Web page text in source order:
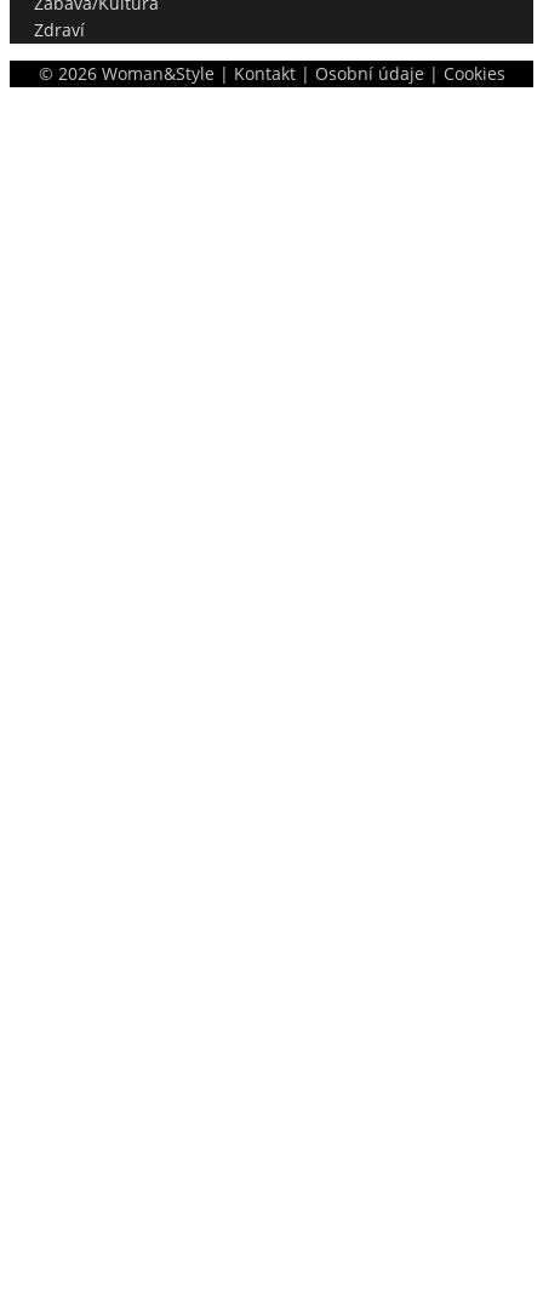
Zdraví
© 2026Woman&Style | Kontakt| Osobní údaje | Cookies